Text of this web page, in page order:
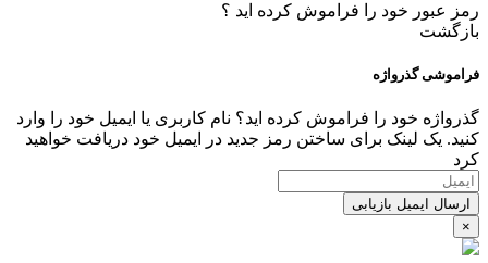
رمز عبور خود را فراموش کرده اید ؟
بازگشت
فراموشی گذرواژه
گذرواژه خود را فراموش کرده اید؟ نام کاربری یا ایمیل خود را وارد
کنید. یک لینک برای ساختن رمز جدید در ایمیل خود دریافت خواهید
کرد
ارسال ایمیل بازیابی
×